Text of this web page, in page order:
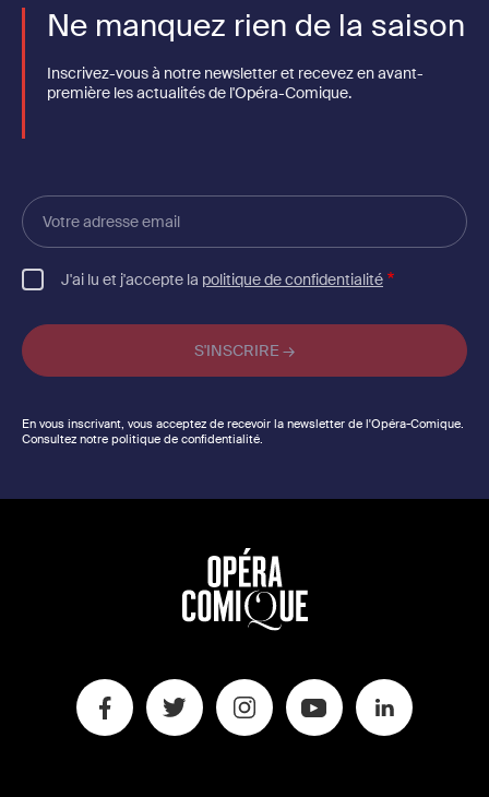
Ne manquez rien de la saison
Inscrivez-vous à notre newsletter et recevez en avant-
première les actualités de l'Opéra-Comique.
Votre
adresse
email
J'ai lu et j'accepte la politique de confidentialité
En vous inscrivant, vous acceptez de recevoir la newsletter de l'Opéra-Comique.
Consultez notre politique de confidentialité.